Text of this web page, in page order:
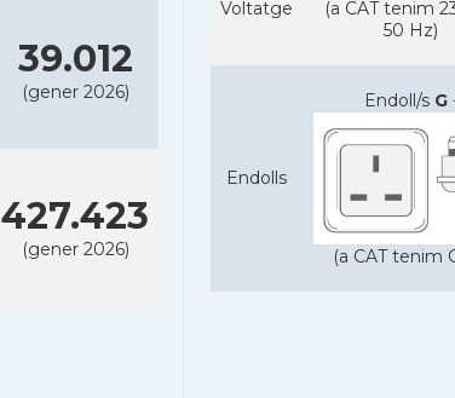
39.012
(gener 2026)
427.423
(gener 2026)
Voltatge
(a CAT tenim
50 Hz)
Endolls
Endoll/s G
(a CAT tenim